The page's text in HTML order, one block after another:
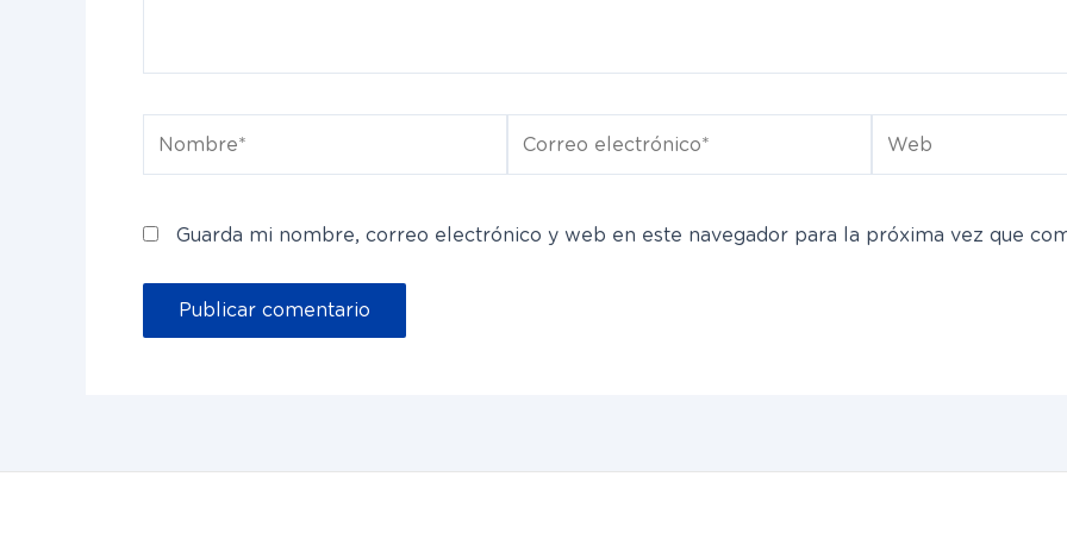
electrónico*
Guarda mi nombre, correo electrónico y web en este navegador para la próxima vez que